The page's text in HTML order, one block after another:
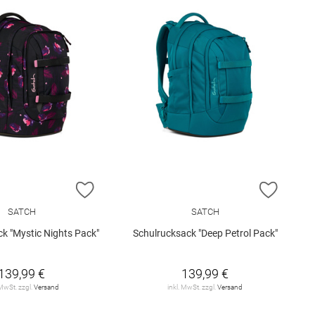
HINZUFÜGEN
SATCH
"Mystic Nights Pack"
€
zzgl.Versand
ZUR
SATCH
Schulrucksack "Deep Petrol Pack"
139,99 €
inkl. MwSt. zzgl.Versand